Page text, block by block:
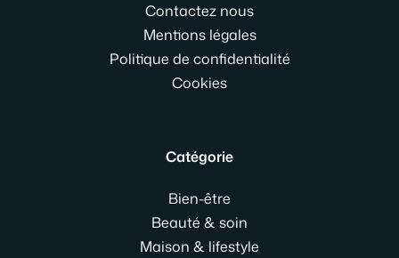
Contactez nous
Mentions légales
Politique de confidentialité
Cookies
Catégorie
Bien-être
Beauté & soin
Maison & lifestyle